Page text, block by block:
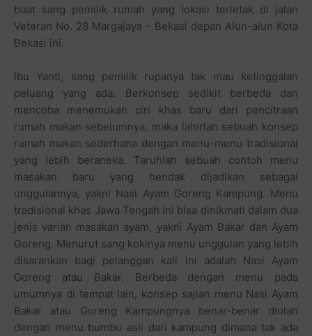
buat sang pemilik rumah yang lokasi terletak di jalan
Veteran No. 28 Margajaya - Bekasi depan Alun-alun Kota
Bekasi ini.
Ibu Yanti, sang pemilik rupanya tak mau ketinggalan
peluang yang ada. Berkonsep sedikit berbeda dan
mencoba menemukan ciri khas baru dari pencitraan
rumah makan sebelumnya, maka lahirlah sebuah konsep
rumah makan sederhana dengan menu-menu tradisional
yang lebih beraneka. Taruhlah sebuah contoh menu
masakan baru yang hendak dijadikan sebagai
unggulannya, yakni Nasi Ayam Goreng Kampung. Menu
tradisional khas Jawa Tengah ini bisa dinikmati dalam dua
jenis varian masakan ayam, yakni Ayam Bakar dan Ayam
Goreng. Menurut sang kokinya menu unggulan yang lebih
disarankan bagi pelanggan kali ini adalah Nasi Ayam
Goreng atau Bakar. Berbeda dengan menu pada
umumnya di tempat lain, konsep sajian menu Nasi Ayam
Bakar atau Goreng Kampungnya benar-benar diolah
dengan menu bumbu asli dari kampung dimana tak ada